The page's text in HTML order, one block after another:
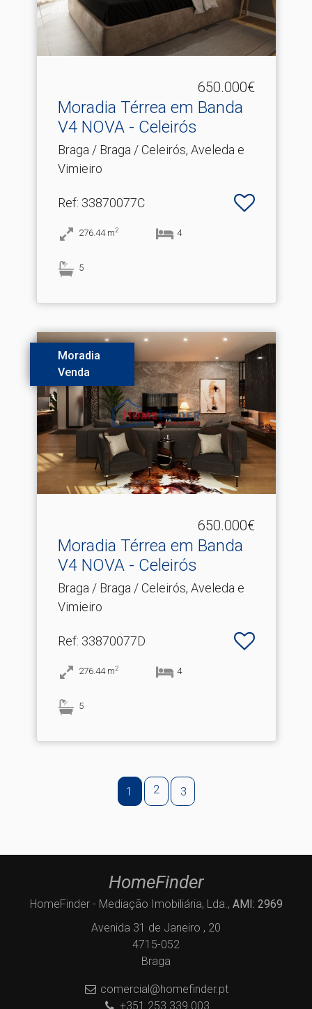
650.000€
Moradia Térrea em Banda
V4 NOVA - Celeirós
Braga / Braga / Celeirós, Aveleda e
Vimieiro
Ref: 33870077C
276.44 m2 4
5
Moradia
Venda
650.000€
Moradia Térrea em Banda
V4 NOVA - Celeirós
Braga / Braga / Celeirós, Aveleda e
Vimieiro
Ref: 33870077D
276.44 m2 4
5
1 2 3
HomeFinder
HomeFinder - Mediação Imobiliária, Lda., AMI: 2969
Avenida 31 de Janeiro , 20
4715-052
Braga
comercial@homefinder.pt
+351 253 339 003